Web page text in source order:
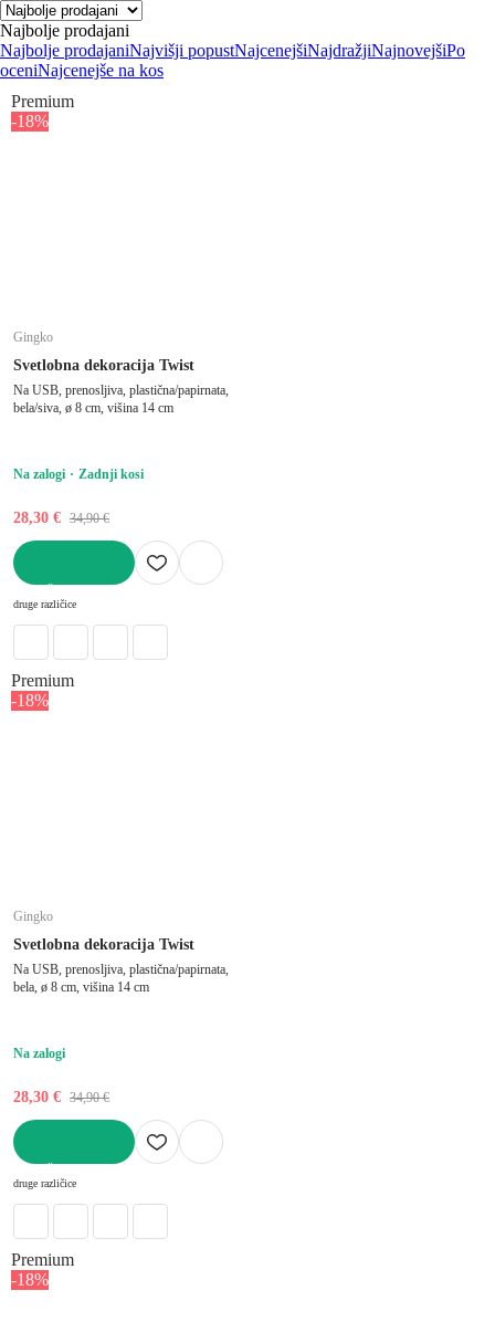
Najbolje prodajani
Najbolje prodajaniNajvišji popustNajcenejšiNajdražjiNajnovejšiPo
oceniNajcenejše na kos
Premium
-18%
Gingko
Svetlobna dekoracija Twist
Na USB, prenosljiva, plastična/papirnata,
bela/siva, ø 8 cm, višina 14 cm
Na zalogi Zadnji kosi
28,30 € 34,90 €
druge različice
Premium
-18%
Gingko
Svetlobna dekoracija Twist
Na USB, prenosljiva, plastična/papirnata,
bela, ø 8 cm, višina 14 cm
Na zalogi
28,30 € 34,90 €
druge različice
Premium
-18%